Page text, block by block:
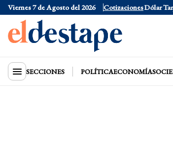
Viernes 7 de Agosto del 2026 Cotizaciones
Dólar Oficial $1520 Dólar Tarjeta
SECCIONES POLÍTICAECONOMÍA